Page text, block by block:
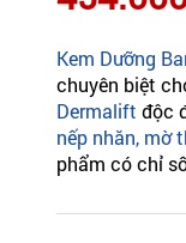
Kem Dưỡng
chuyên biệt
Dermalift độc
nếp nhăn, mờ
phẩm có chỉ